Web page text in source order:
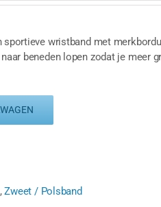
wristband met
beneden lopen zodat je meer
,Zweet / Polsband